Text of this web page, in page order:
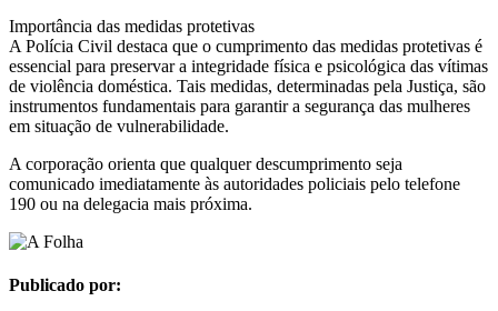
Importância das medidas protetivas
A Polícia Civil destaca que o cumprimento das medidas protetivas é
essencial para preservar a integridade física e psicológica das vítimas
de violência doméstica. Tais medidas, determinadas pela Justiça, são
instrumentos fundamentais para garantir a segurança das mulheres
em situação de vulnerabilidade.
A corporação orienta que qualquer descumprimento seja
comunicado imediatamente às autoridades policiais pelo telefone
190 ou na delegacia mais próxima.
Publicado por: